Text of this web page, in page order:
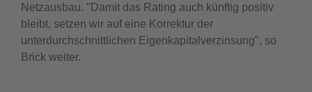
Netzausbau. "Damit das Rating auch künftig positiv
bleibt, setzen wir auf eine Korrektur der
unterdurchschnittlichen Eigenkapitalverzinsung", so
Brick weiter.